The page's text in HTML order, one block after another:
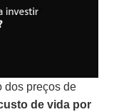
dos preços de
de vida por